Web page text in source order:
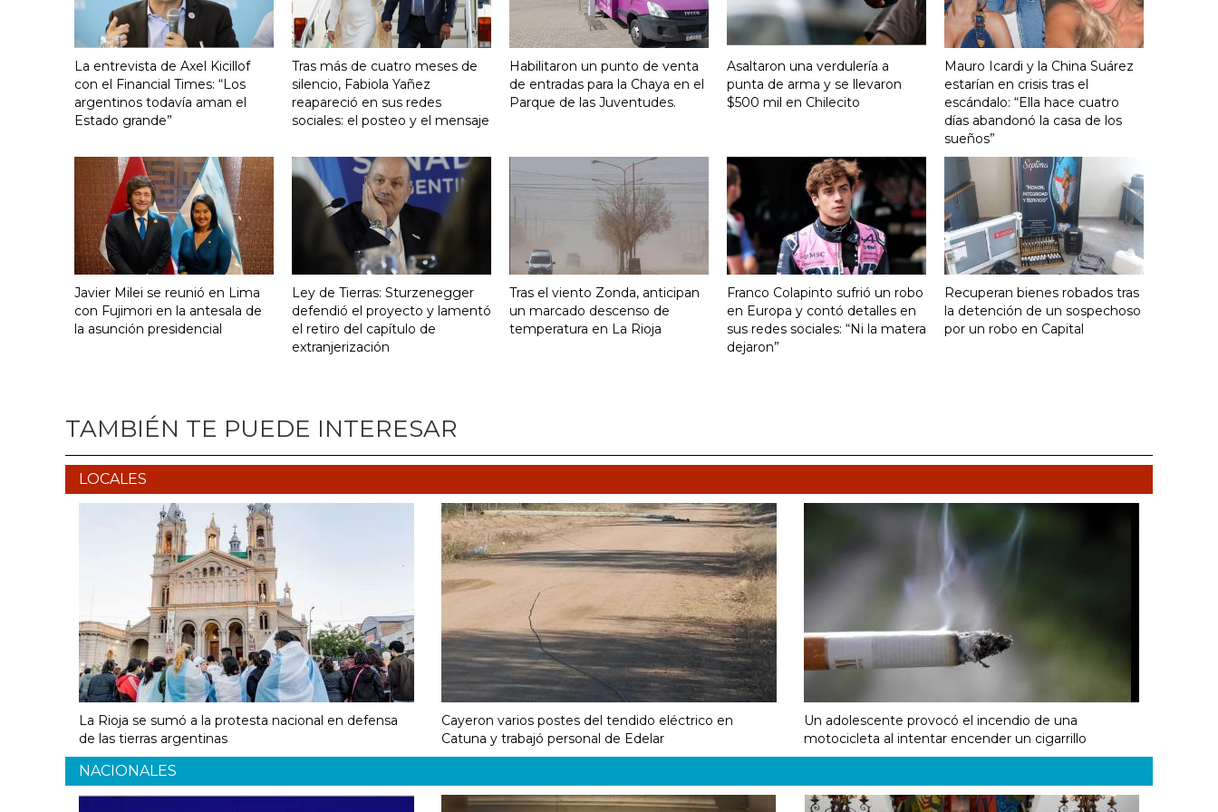
La entrevista de Axel Kicillof
con el Financial Times: “Los
argentinos todavía aman el
Estado grande”
Tras más de cuatro meses de
silencio, Fabiola Yañez
reapareció en sus redes
sociales: el posteo y el mensaje
Habilitaron un punto de venta
de entradas para la Chaya en el
Parque de las Juventudes.
Asaltaron una verdulería a
punta de arma y se llevaron
$500 mil en Chilecito
Mauro Icardi y la China Suárez
estarían en crisis tras el
escándalo: “Ella hace cuatro
días abandonó la casa de los
sueños”
Javier Milei se reunió en Lima
con Fujimori en la antesala de
la asunción presidencial
Ley de Tierras: Sturzenegger
defendió el proyecto y lamentó
el retiro del capítulo de
extranjerización
Tras el viento Zonda, anticipan
un marcado descenso de
temperatura en La Rioja
Franco Colapinto sufrió un robo
en Europa y contó detalles en
sus redes sociales: “Ni la matera
dejaron”
Recuperan bienes robados tras
la detención de un sospechoso
por un robo en Capital
TAMBIÉN TE PUEDE INTERESAR
LOCALES
La Rioja se sumó a la protesta nacional en defensa
de las tierras argentinas
Cayeron varios postes del tendido eléctrico en
Catuna y trabajó personal de Edelar
Un adolescente provocó el incendio de una
motocicleta al intentar encender un cigarrillo
NACIONALES